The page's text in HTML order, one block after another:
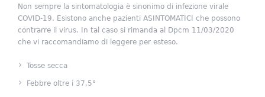
Non sempre la sintomatologia è sinonimo di infezione virale
COVID-19. Esistono anche pazienti ASINTOMATICI che possono
contrarre il virus. In tal caso si rimanda al Dpcm 11/03/2020
che vi raccomandiamo di leggere per esteso.
Tosse secca
Febbre oltre i 37,5°